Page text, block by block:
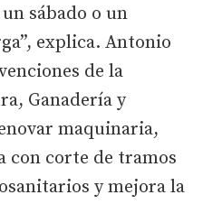
sábado o un
explica. Antonio
de la
Ganadería y
maquinaria,
con corte de tramos
y mejora la